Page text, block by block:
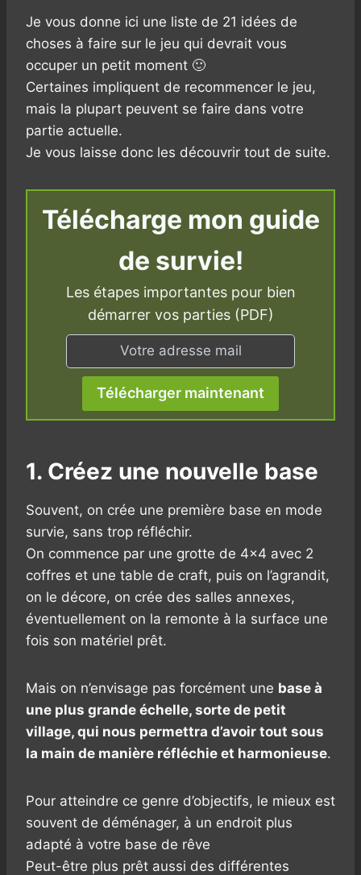
Je vous donne ici une liste de 21 idées de
choses à faire sur le jeu qui devrait vous
occuper un petit moment 🙂
Certaines impliquent de recommencer le jeu,
mais la plupart peuvent se faire dans votre
partie actuelle.
Je vous laisse donc les découvrir tout de suite.
Télécharge mon guide
de survie!
Les étapes importantes pour bien
démarrer vos parties (PDF)
Télécharger maintenant
1. Créez une nouvelle base
Souvent, on crée une première base en mode
survie, sans trop réfléchir.
On commence par une grotte de 4×4 avec 2
coffres et une table de craft, puis on l’agrandit,
on le décore, on crée des salles annexes,
éventuellement on la remonte à la surface une
fois son matériel prêt.
Mais on n’envisage pas forcément une base à
une plus grande échelle, sorte de petit
village, qui nous permettra d’avoir tout sous
la main de manière réfléchie et harmonieuse.
Pour atteindre ce genre d’objectifs, le mieux est
souvent de déménager, à un endroit plus
adapté à votre base de rêve
Peut-être plus prêt aussi des différentes